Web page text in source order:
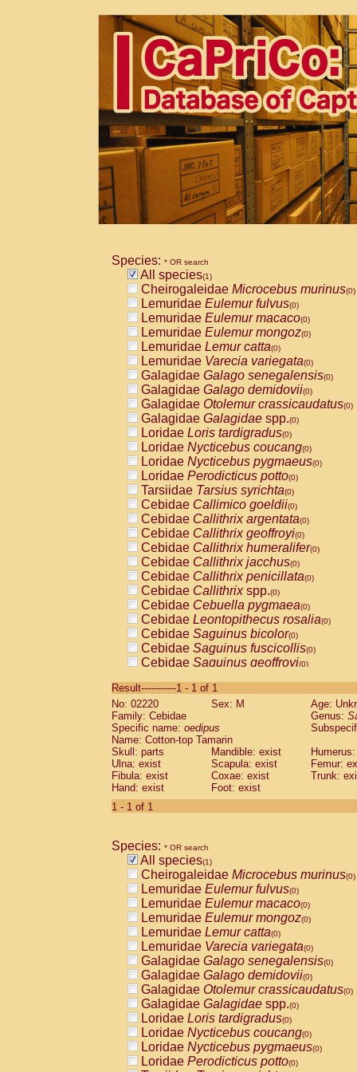
Species: * OR search
All species(1)
Cheirogaleidae Microcebus murinus(0)
Lemuridae Eulemur fulvus(0)
Lemuridae Eulemur macaco(0)
Lemuridae Eulemur mongoz(0)
Lemuridae Lemur catta(0)
Lemuridae Varecia variegata(0)
Galagidae Galago senegalensis(0)
Galagidae Galago demidovii(0)
Galagidae Otolemur crassicaudatus(0)
Galagidae Galagidae spp.(0)
Loridae Loris tardigradus(0)
Loridae Nycticebus coucang(0)
Loridae Nycticebus pygmaeus(0)
Loridae Perodicticus potto(0)
Tarsiidae Tarsius syrichta(0)
Cebidae Callimico goeldii(0)
Cebidae Callithrix argentata(0)
Cebidae Callithrix geoffroyi(0)
Cebidae Callithrix humeralifer(0)
Cebidae Callithrix jacchus(0)
Cebidae Callithrix penicillata(0)
Cebidae Callithrixspp.(0)
Cebidae Cebuella pygmaea(0)
Cebidae Leontopithecus rosalia(0)
Cebidae Saguinus bicolor(0)
Cebidae Saguinus fuscicollis(0)
Cebidae Saguinus geoffroyi(0)
CebidaeSaguinus labiatus(0)
Cebidae Saguinus leucopus (0)
Cebidae
CebidaeSaguinus mystax
Cebidae Saguinus nigricollis (0)
Cebidae Saguinus oedipus
Cebidae Saguinus weddelli
Cebidae Saguinusspp.
Cebidae
CebidaeCebus capucinus
CebidaeCebus nigrivittatus
CebidaeCebus spp.(0)
CebidaeSaimiri boliviensis(0)
CebidaeSaimiri sciureus(0)
AtelidaeAlouatta caraya(0)
AtelidaeAlouatta fusca(0)
AtelidaeAlouatta seniculus(0)
AtelidaeAlouattaspp.(0)
AtelidaeAteles belzebuth(0)
AtelidaeAteles geoffroyi(0)
AtelidaeAteles paniscus(0)
AtelidaeAtelesspp.(0)
AtelidaeLagothrix lagothricha(0)
AtelidaeLagothrix lagothricha cana
PitheciidaeCacajao calvus
Result-----------1 - 1 of 1
No: 02220
Sex: M
Age:
Family: Cebidae
Genus:
Specific name: oedipus
Name: Cotton-top Tamarin
Skull: parts
Mandible: exist
Ulna: exist
Scapula: exist
Femur:
Fibula: exist
Coxae: exist
Trunk:
Hand: exist
Foot: exist
1 - 1 of 1
Species: * OR search
All species(1)
Cheirogaleidae Microcebus murinus(0)
Lemuridae Eulemur fulvus(0)
Lemuridae Eulemur macaco(0)
Lemuridae Eulemur mongoz(0)
Lemuridae Lemur catta(0)
Lemuridae Varecia variegata(0)
Galagidae Galago senegalensis(0)
Galagidae Galago demidovii(0)
Galagidae Otolemur crassicaudatus(0)
Galagidae Galagidae spp.(0)
Loridae Loris tardigradus(0)
Loridae Nycticebus coucang(0)
Loridae Nycticebus pygmaeus(0)
Loridae Perodicticus potto(0)